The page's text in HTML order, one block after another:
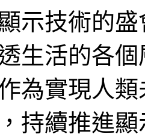
示技術的
生活的各
為實現人
持續推進